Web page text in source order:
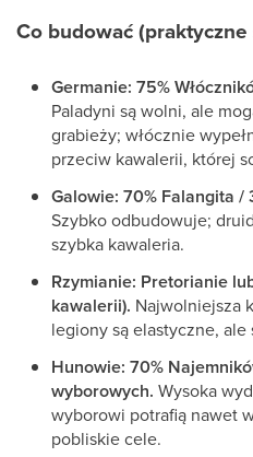
Co budować
Germanie: 75%
Paladyni są wolni, ale
grabieży; włócznie
przeciw kawalerii, której
Galowie: 70% Falangita /
Szybko odbudowuje;
szybka kawaleria.
Rzymianie: Pretorianie
kawalerii). Najwolniejsza
legiony są elastyczne, ale
Hunowie: 70%
wyborowych. Wysoka
wyborowi potrafią nawet
pobliskie cele.